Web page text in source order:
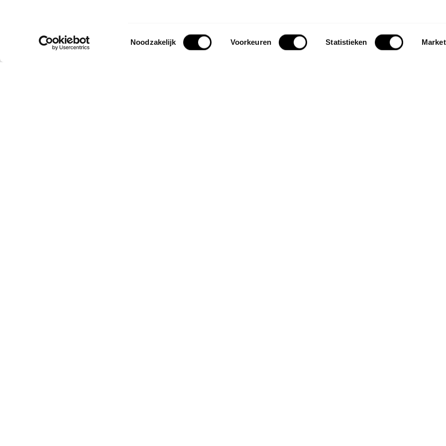
Toestemmingsselectie
Noodzakelijk Voorkeuren Statistieken